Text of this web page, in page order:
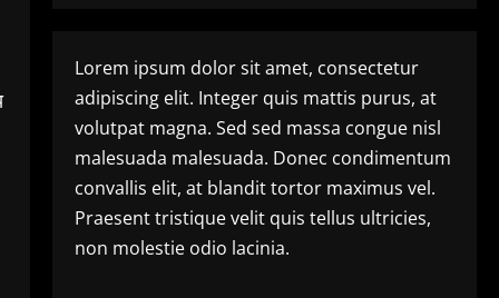
Lorem ipsum dolor sit amet, consectetur
adipiscing elit. Integer quis mattis purus, at
volutpat magna. Sed sed massa congue nisl
malesuada malesuada. Donec condimentum
convallis elit, at blandit tortor maximus vel.
Praesent tristique velit quis tellus ultricies,
non molestie odio lacinia.